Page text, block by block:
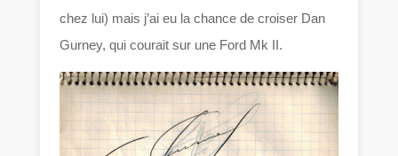
chez lui) mais j’ai eu la chance de croiser Dan
Gurney, qui courait sur une Ford Mk II.